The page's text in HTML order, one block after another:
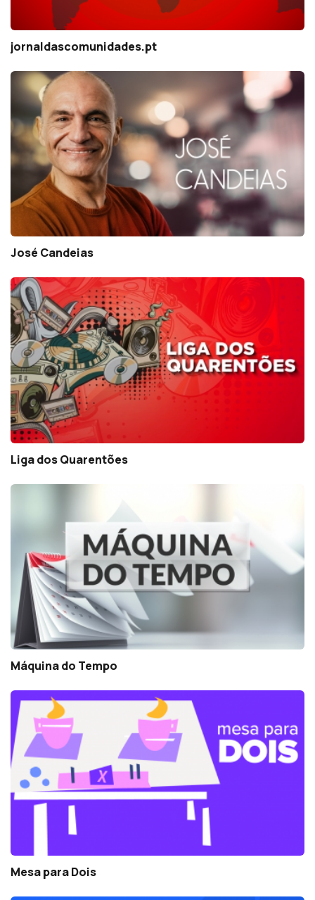
jornaldascomunidades.pt
José Candeias
Liga dos Quarentões
Máquina do Tempo
Mesa para Dois